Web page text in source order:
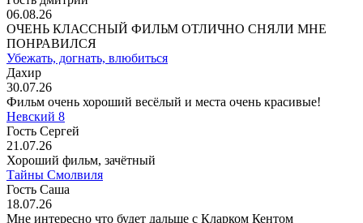
06.08.26
ОЧЕНЬ КЛАССНЫЙ ФИЛЬМ ОТЛИЧНО СНЯЛИ МНЕ
ПОНРАВИЛСЯ
Убежать, догнать, влюбиться
Дахир
30.07.26
Фильм очень хороший весёлый и места очень красивые!
Невский 8
Гость Сергей
21.07.26
Хороший фильм, зачётный
Тайны Смолвиля
Гость Саша
18.07.26
Мне интересно что будет дальше с Кларком Кентом